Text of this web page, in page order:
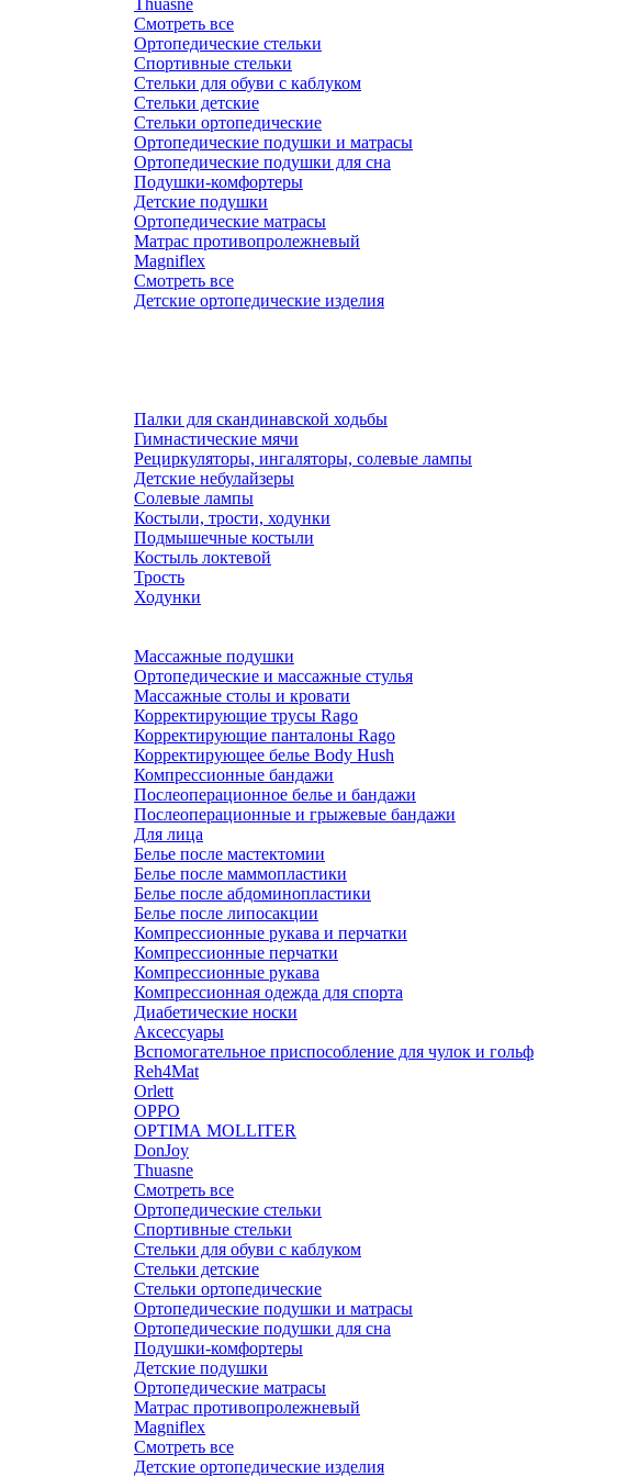
Thuasne
Смотреть все
Ортопедические стельки
Спортивные стельки
Стельки для обуви с каблуком
Стельки детские
Стельки ортопедические
Ортопедические подушки и матрасы
Ортопедические подушки для сна
Подушки-комфортеры
Детские подушки
Ортопедические матрасы
Матрас противопролежневый
Magniflex
Смотреть все
Детские ортопедические изделия
Палки для скандинавской ходьбы
Гимнастические мячи
Рециркуляторы, ингаляторы, солевые лампы
Детские небулайзеры
Солевые лампы
Костыли, трости, ходунки
Подмышечные костыли
Костыль локтевой
Трость
Ходунки
Массажные подушки
Ортопедические и массажные стулья
Массажные столы и кровати
Корректирующие трусы Rago
Корректирующие панталоны Rago
Корректирующее белье Body Hush
Компрессионные бандажи
Послеоперационное белье и бандажи
Послеоперационные и грыжевые бандажи
Для лица
Белье после мастектомии
Белье после маммопластики
Белье после абдоминопластики
Белье после липосакции
Компрессионные рукава и перчатки
Компрессионные перчатки
Компрессионные рукава
Компрессионная одежда для спорта
Диабетические носки
Аксессуары
Вспомогательное приспособление для чулок и гольф
Reh4Mat
Orlett
OPPO
OPTIMA MOLLITER
DonJoy
Thuasne
Смотреть все
Ортопедические стельки
Спортивные стельки
Стельки для обуви с каблуком
Стельки детские
Стельки ортопедические
Ортопедические подушки и матрасы
Ортопедические подушки для сна
Подушки-комфортеры
Детские подушки
Ортопедические матрасы
Матрас противопролежневый
Magniflex
Смотреть все
Детские ортопедические изделия